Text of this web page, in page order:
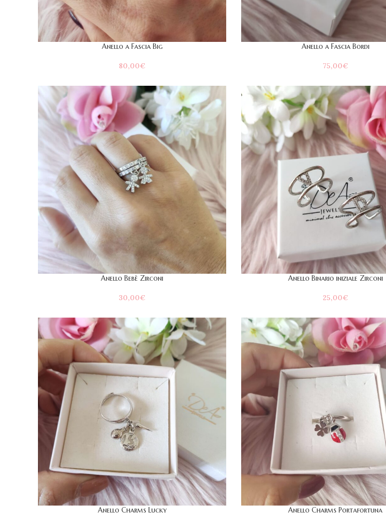
Anello a Fascia Big
80,00€
Anello a Fascia Bordi
75,00€
Anello Bebè Zirconi
30,00€
Anello Binario iniziale Zirconi
25,00€
Anello Charms Lucky Anello Charms Portafortuna